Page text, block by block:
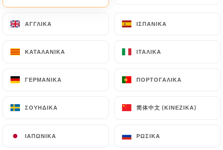
ΑΓΓΛΙΚΆ ΙΣΠΑΝΙΚΆ
ΚΑΤΑΛΑΝΙΚΆ ΙΤΑΛΙΚΆ
ΓΕΡΜΑΝΙΚΆ ΠΟΡΤΟΓΑΛΙΚΆ
ΣΟΥΗΔΙΚΆ 简体中文 (ΚΙΝΈΖΙΚΑ)
ΙΑΠΩΝΙΚΆ ΡΩΣΙΚΆ
ΑΓΓΛΙΚΆ ΙΣΠΑΝΙΚΆ
ΚΑΤΑΛΑΝΙΚΆ ΙΤΑΛΙΚΆ
ΓΕΡΜΑΝΙΚΆ ΠΟΡΤΟΓΑΛΙΚΆ
ΣΟΥΗΔΙΚΆ 简体中文 (ΚΙΝΈΖΙΚΑ)
ΙΑΠΩΝΙΚΆ ΡΩΣΙΚΆ